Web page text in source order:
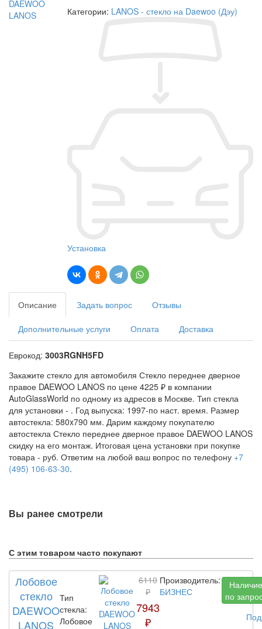
Категории: LANOS - стекло на Daewoo (Дэу)
Установка
Описание Задать вопрос Отзывы
Дополнительные услуги Оплата Доставка
Еврокод: 3003RGNH5FD
Закажите стекло для автомобиля Стекло переднее дверное
правое DAEWOO LANOS по цене 4225 ₽ в компании
AutoGlassWorld по одному из адресов в Москве. Тип стекла
для установки - . Год выпуска: 1997-по наст. время. Размер
автостекла: 580x790 мм. Дарим каждому покупателю
автостекла Стекло переднее дверное правое DAEWOO LANOS
скидку на его монтаж. Итоговая цена установки при покупке
товара - руб. Ответим на любой ваш вопрос по телефону +7
(495) 106-63-30.
Вы ранее смотрели
С этим товаром часто покупают
Лобовое
стекло
DAEWOO
LANOS
Тип
стекла:
Лобовое
6110
₽
7943
₽
Производитель:
БИЗНЕС
Наличие
по